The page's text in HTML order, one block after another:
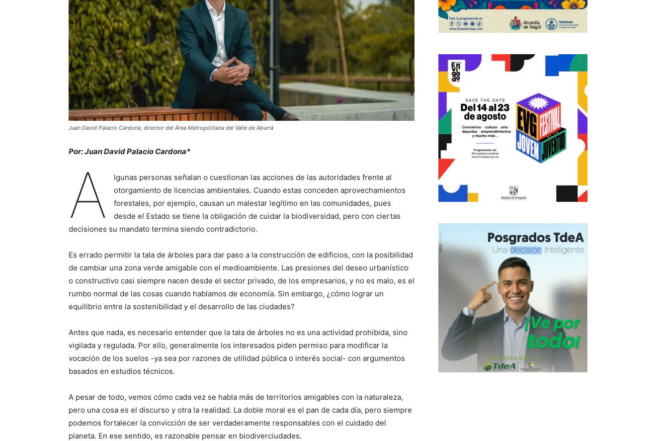
Juan David Palacio Cardona, director del Área Metropolitana del Valle de Aburrá
Por: Juan David Palacio Cardona*
A
lgunas personas señalan o cuestionan las acciones de las autoridades frente al
otorgamiento de licencias ambientales. Cuando estas conceden aprovechamientos
forestales, por ejemplo, causan un malestar legítimo en las comunidades, pues
desde el Estado se tiene la obligación de cuidar la biodiversidad, pero con ciertas
decisiones su mandato termina siendo contradictorio.
Es errado permitir la tala de árboles para dar paso a la construcción de edificios, con la posibilidad
de cambiar una zona verde amigable con el medioambiente. Las presiones del deseo urbanístico
o constructivo casi siempre nacen desde el sector privado, de los empresarios, y no es malo, es el
rumbo normal de las cosas cuando hablamos de economía. Sin embargo, ¿cómo lograr un
equilibrio entre la sostenibilidad y el desarrollo de las ciudades?
Antes que nada, es necesario entender que la tala de árboles no es una actividad prohibida, sino
vigilada y regulada. Por ello, generalmente los interesados piden permiso para modificar la
vocación de los suelos -ya sea por razones de utilidad pública o interés social- con argumentos
basados en estudios técnicos.
A pesar de todo, vemos cómo cada vez se habla más de territorios amigables con la naturaleza,
pero una cosa es el discurso y otra la realidad. La doble moral es el pan de cada día, pero siempre
podemos fortalecer la convicción de ser verdaderamente responsables con el cuidado del
planeta. En ese sentido, es razonable pensar en biodiverciudades.